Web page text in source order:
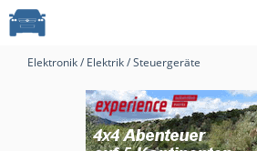
Elektronik / Elektrik / Steuergeräte